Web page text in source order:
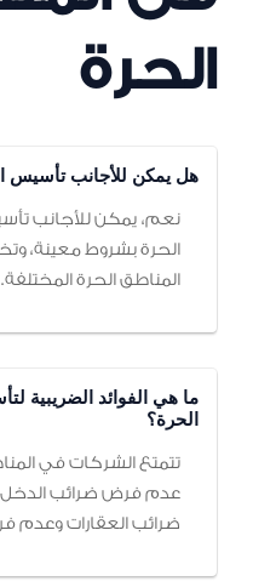
الحرة
هل يمكن للأجانب تأسيس
نعم، يمكن للأجانب
الحرة بشروط معينة،
المناطق الحرة المختلفة.
ما هي الفوائد الضريبية
الحرة؟
تتمتع الشركات في
عدم فرض ضرائب
ضرائب العقارات وعدم